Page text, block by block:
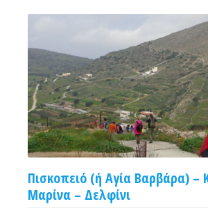
Πισκοπειό (ή Αγία Βαρβάρα) –
Μαρίνα – Δελφίνι